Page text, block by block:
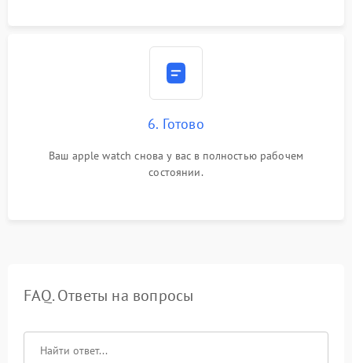
6. Готово
Ваш apple watch снова у вас в полностью рабочем
состоянии.
FAQ. Ответы на вопросы